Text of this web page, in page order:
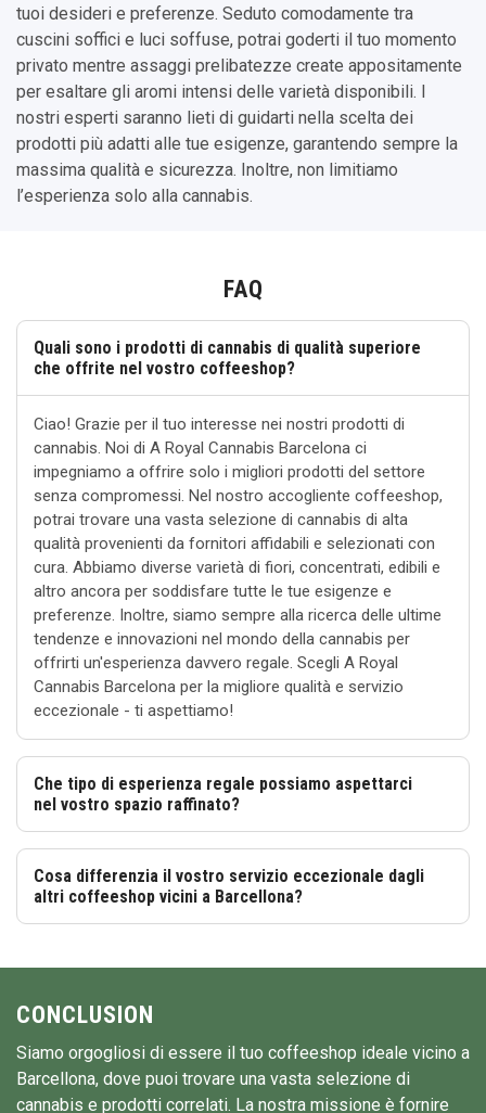
tuoi desideri e preferenze. Seduto comodamente tra
cuscini soffici e luci soffuse, potrai goderti il tuo momento
privato mentre assaggi prelibatezze create appositamente
per esaltare gli aromi intensi delle varietà disponibili. I
nostri esperti saranno lieti di guidarti nella scelta dei
prodotti più adatti alle tue esigenze, garantendo sempre la
massima qualità e sicurezza. Inoltre, non limitiamo
l’esperienza solo alla cannabis.
FAQ
Quali sono i prodotti di cannabis di qualità superiore
che offrite nel vostro coffeeshop?
Ciao! Grazie per il tuo interesse nei nostri prodotti di
cannabis. Noi di A Royal Cannabis Barcelona ci
impegniamo a offrire solo i migliori prodotti del settore
senza compromessi. Nel nostro accogliente coffeeshop,
potrai trovare una vasta selezione di cannabis di alta
qualità provenienti da fornitori affidabili e selezionati con
cura. Abbiamo diverse varietà di fiori, concentrati, edibili e
altro ancora per soddisfare tutte le tue esigenze e
preferenze. Inoltre, siamo sempre alla ricerca delle ultime
tendenze e innovazioni nel mondo della cannabis per
offrirti un'esperienza davvero regale. Scegli A Royal
Cannabis Barcelona per la migliore qualità e servizio
eccezionale - ti aspettiamo!
Che tipo di esperienza regale possiamo aspettarci
nel vostro spazio raffinato?
Cosa differenzia il vostro servizio eccezionale dagli
altri coffeeshop vicini a Barcellona?
CONCLUSION
Siamo orgogliosi di essere il tuo coffeeshop ideale vicino a
Barcellona, dove puoi trovare una vasta selezione di
cannabis e prodotti correlati. La nostra missione è fornire